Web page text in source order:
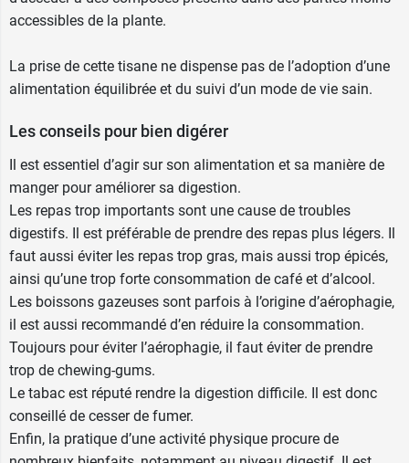
accessibles de la plante.
La prise de cette tisane ne dispense pas de l’adoption d’une
alimentation équilibrée et du suivi d’un mode de vie sain.
Les conseils pour bien digérer
Il est essentiel d’agir sur son alimentation et sa manière de
manger pour améliorer sa digestion.
Les repas trop importants sont une cause de troubles
digestifs. Il est préférable de prendre des repas plus légers. Il
faut aussi éviter les repas trop gras, mais aussi trop épicés,
ainsi qu’une trop forte consommation de café et d’alcool.
Les boissons gazeuses sont parfois à l’origine d’aérophagie,
il est aussi recommandé d’en réduire la consommation.
Toujours pour éviter l’aérophagie, il faut éviter de prendre
trop de chewing-gums.
Le tabac est réputé rendre la digestion difficile. Il est donc
conseillé de cesser de fumer.
Enfin, la pratique d’une activité physique procure de